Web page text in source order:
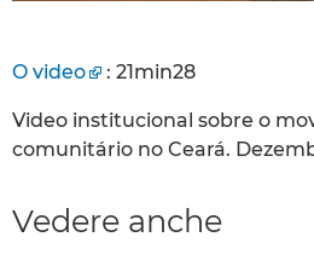
O video : 21min28
Video institucional sobre o
comunitário no Ceará.
Vedere anche